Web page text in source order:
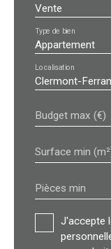
Vente
Appartement
Type de bien
Clermont-
Localisation
Budget max (€)
Surface min
Pièces min
J'accepte